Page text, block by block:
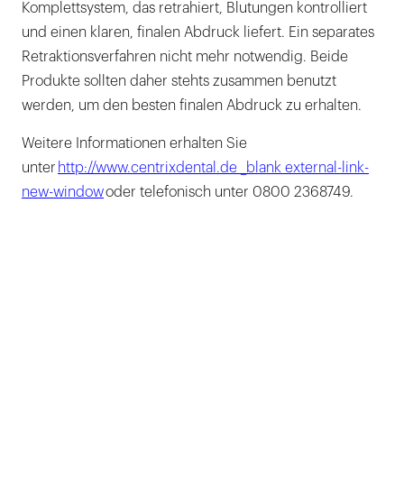
Komplettsystem, das retrahiert, Blutungen kontrolliert
und einen klaren, finalen Abdruck liefert. Ein separates
Retraktionsverfahren nicht mehr notwendig. Beide
Produkte sollten daher stehts zusammen benutzt
werden, um den besten finalen Abdruck zu erhalten.
Weitere Informationen erhalten Sie
unter http://www.centrixdental.de _blank external-link-
new-windowoder telefonisch unter 0800 2368749.